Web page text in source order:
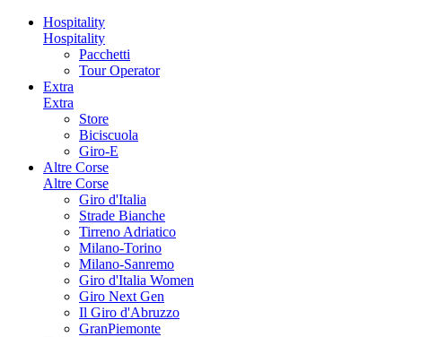
Hospitality
Hospitality
Pacchetti
Tour Operator
Extra
Extra
Store
Biciscuola
Giro-E
Altre Corse
Altre Corse
Giro d'Italia
Strade Bianche
Tirreno Adriatico
Milano-Torino
Milano-Sanremo
Giro d'Italia Women
Giro Next Gen
Il Giro d'Abruzzo
GranPiemonte